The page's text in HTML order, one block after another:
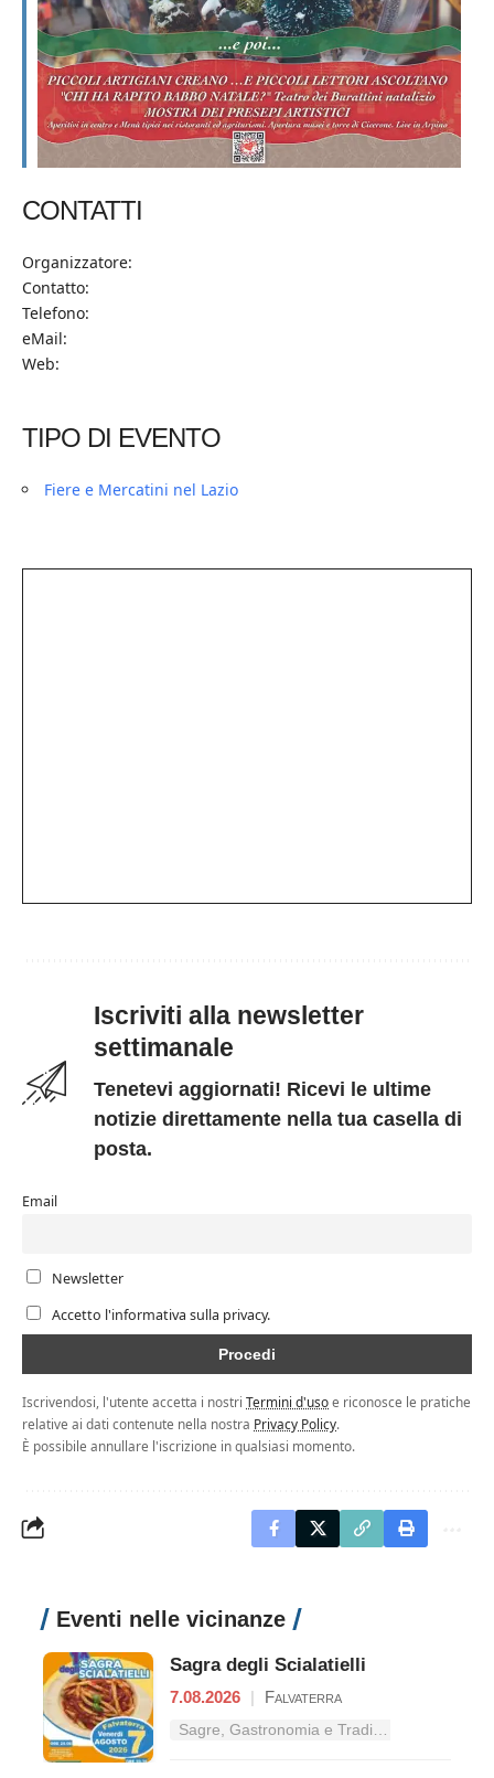
CONTATTI
Organizzatore:
Contatto:
Telefono:
eMail:
Web:
TIPO DI EVENTO
Fiere e Mercatini nel Lazio
Iscriviti alla newsletter
settimanale
Tenetevi aggiornati! Ricevi le ultime
notizie direttamente nella tua casella di
posta.
Email
Newsletter
Accetto l'informativa sulla privacy.
Iscrivendosi, l'utente accetta i nostri Termini d'usoe riconosce le pratiche
relative ai dati contenute nella nostra Privacy Policy.
È possibile annullare l'iscrizione in qualsiasi momento.
Eventi nelle vicinanze
Sagra degli Scialatielli
7.08.2026 | Falvaterra